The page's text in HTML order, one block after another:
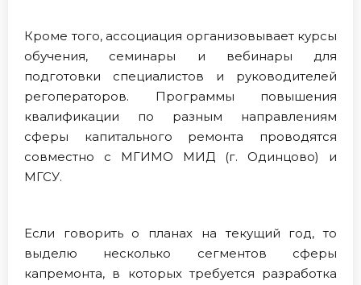
Кроме того, ассоциация организовывает курсы
обучения, семинары и вебинары для
подготовки специалистов и руководителей
регоператоров. Программы повышения
квалификации по разным направлениям
сферы капитального ремонта проводятся
совместно с МГИМО МИД (г. Одинцово) и
МГСУ.
Если говорить о планах на текущий год, то
выделю несколько сегментов сферы
капремонта, в которых требуется разработка